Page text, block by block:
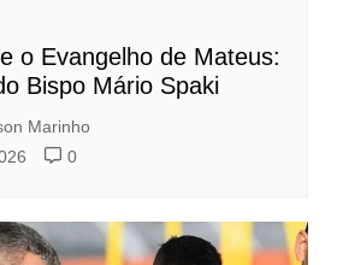
o Evangelho de Mateus:
Bispo Mário Spaki
Marinho
0